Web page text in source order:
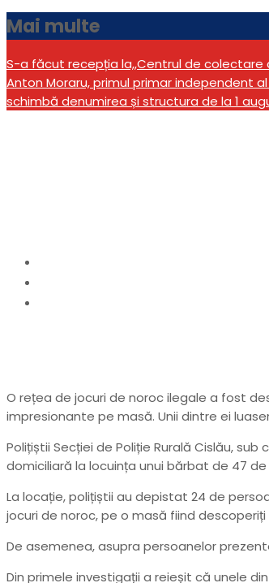
Mai multe
S-a făcut recepția la,,Centrul de colectare
Anton Moraru, primul primar independent
schimbă denumirea și structura de la 1
O rețea de jocuri de noroc ilegale a fost
impresionante pe masă. Unii dintre ei
Polițiștii Secției de Poliție Rurală Cislău,
domiciliară la locuința unui bărbat de 47
La locație, polițiștii au depistat 24 de
jocuri de noroc, pe o masă fiind descoperiți
De asemenea, asupra persoanelor
Din primele investigații a reieșit că unele